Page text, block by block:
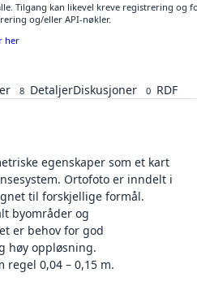
Tilgang kan likevel kreve registrering og
og/eller API-nøkler.
her
8 DetaljerDiskusjoner 0 RDF
egenskaper som et kart
Ortofoto er inndelt i
til forskjellige formål.
byområder og
er behov for god
høy oppløsning.
regel 0,04 – 0,15 m.